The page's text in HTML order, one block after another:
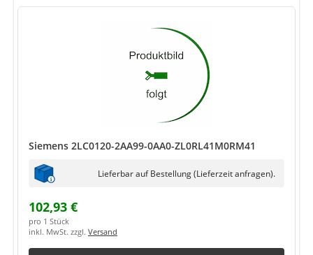
Siemens 2LC0120-2AA99-0AA0-ZL0RL41M0RM41
Lieferbar auf Bestellung (Lieferzeit anfragen).
102,93 €
pro 1 Stück
inkl. MwSt. zzgl. Versand